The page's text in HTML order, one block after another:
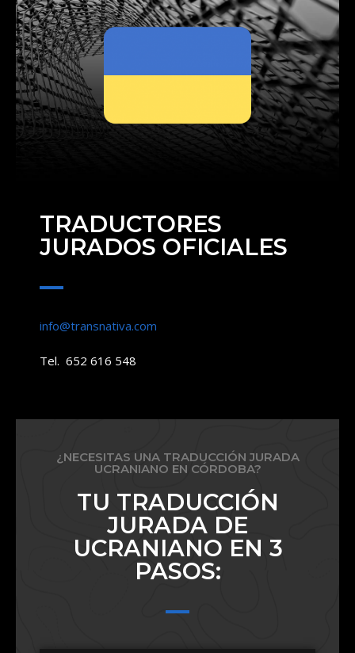
TRADUCTORES
JURADOS OFICIALES
info@transnativa.com
Tel. 652 616 548
¿NECESITAS UNA TRADUCCIÓN JURADA
UCRANIANO EN CÓRDOBA?
TU TRADUCCIÓN
JURADA DE
UCRANIANO EN 3
PASOS: